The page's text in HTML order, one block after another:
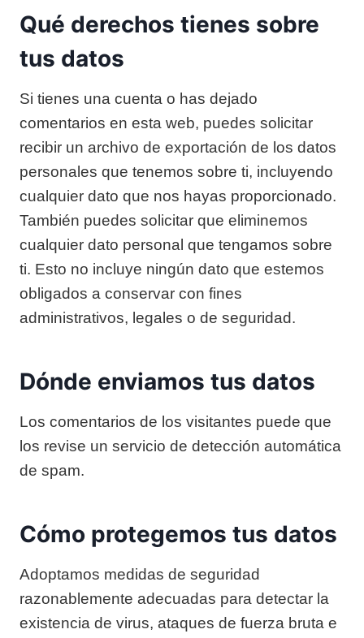
Qué derechos tienes sobre
tus datos
Si tienes una cuenta o has dejado
comentarios en esta web, puedes solicitar
recibir un archivo de exportación de los datos
personales que tenemos sobre ti, incluyendo
cualquier dato que nos hayas proporcionado.
También puedes solicitar que eliminemos
cualquier dato personal que tengamos sobre
ti. Esto no incluye ningún dato que estemos
obligados a conservar con fines
administrativos, legales o de seguridad.
Dónde enviamos tus datos
Los comentarios de los visitantes puede que
los revise un servicio de detección automática
de spam.
Cómo protegemos tus datos
Adoptamos medidas de seguridad
razonablemente adecuadas para detectar la
existencia de virus, ataques de fuerza bruta e